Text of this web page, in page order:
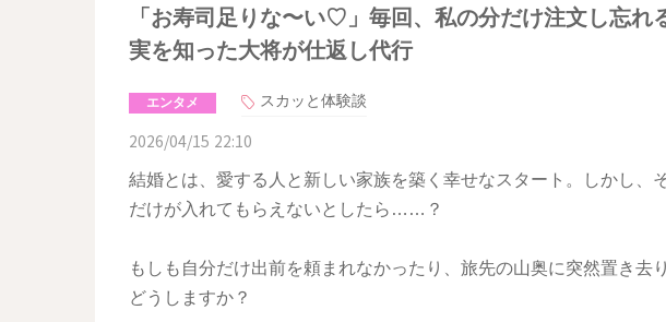
「お寿司足りな〜い♡」毎回、私の分だけ注文し忘
実を知った大将が仕返し代行
エンタメ スカッと体験談
2026/04/15 22:10
結婚とは、愛する人と新しい家族を築く幸せなスタート。しかし、
だけが入れてもらえないとしたら……？
もしも自分だけ出前を頼まれなかったり、旅先の山奥に突然置き去
どうしますか？